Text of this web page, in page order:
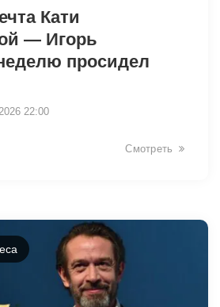
Кати
— Игорь
просидел
22:00
Смотреть